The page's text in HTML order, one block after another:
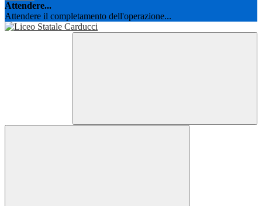
Attendere...
Attendere il completamento dell'operazione...